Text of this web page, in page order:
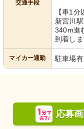
交通手段
【車1分
新宮川
340m進
到着しま
マイカー通勤 駐車場有
応募